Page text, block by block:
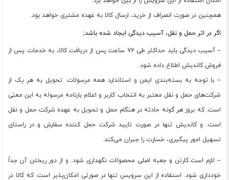
همچنین در صورت انصراف از خرید، ارسال کالا به عهده مشتری خواهد بود.
اگر در اثر حمل و نقل، آسیب دیدگی ایجاد شده باشد;
– آسیب‏‏ دیدگی باید حداکثر طی 72 ساعت پس از دریافت کالا، به خدمات پس از
فروش کاندیش اطلاع داده شود.
– با توجه به بسته‌بندی ایمن و استاندارد همه مرسولات. تحویل به هر یک از
شرکت‏‏‌های حمل و نقل معتبر به انتخاب کاربر و اعلام بارنامه مرسوله به این معنی
است. که بروز هر گونه حادثه در هنگام حمل و تحویل به عهده شرکت حمل و نقل
است. و کاندیش تنها در صورت تایید شرکت حمل کننده سفارش و در راستای
تسهیل امور پیگیری، خسارت را جبران می‌‏کند.
– لازم است کارتن و جعبه اصلی محصولات نگهداری شود. و از دور ریختن آن جداً
خودداری شود. استفاده از این سرویس تنها در صورتی امکان‌پذیر است. که کالا در